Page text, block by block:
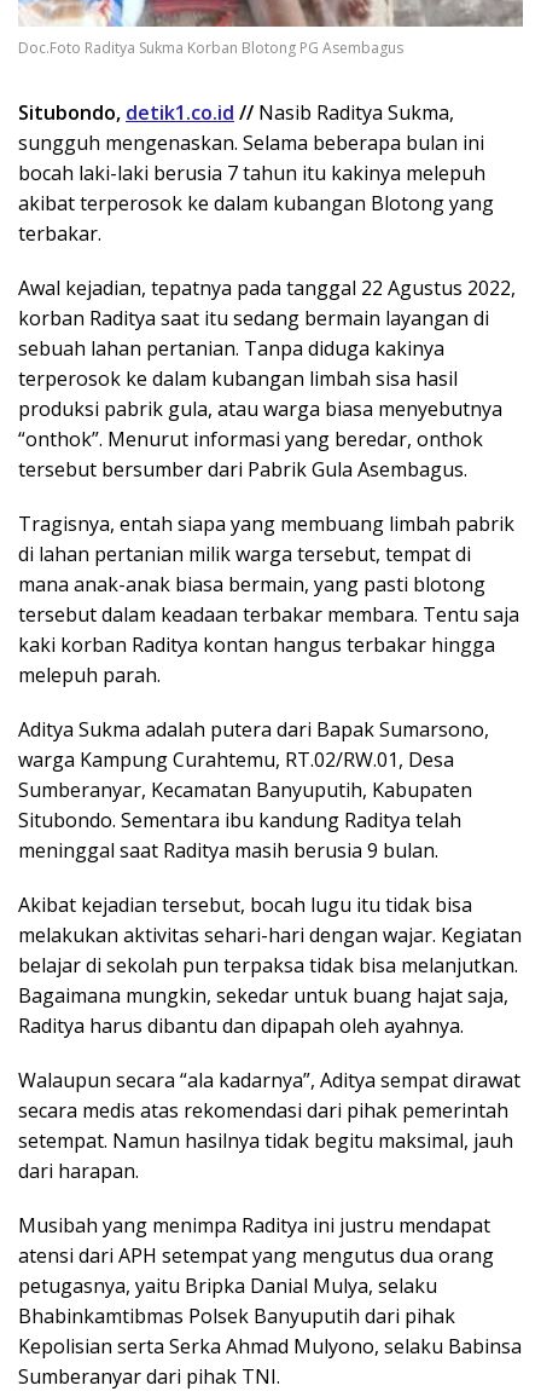
Doc.Foto Raditya Sukma Korban Blotong PG Asembagus
Situbondo, detik1.co.id // Nasib Raditya Sukma,
sungguh mengenaskan. Selama beberapa bulan ini
bocah laki-laki berusia 7 tahun itu kakinya melepuh
akibat terperosok ke dalam kubangan Blotong yang
terbakar.
Awal kejadian, tepatnya pada tanggal 22 Agustus 2022,
korban Raditya saat itu sedang bermain layangan di
sebuah lahan pertanian. Tanpa diduga kakinya
terperosok ke dalam kubangan limbah sisa hasil
produksi pabrik gula, atau warga biasa menyebutnya
“onthok”. Menurut informasi yang beredar, onthok
tersebut bersumber dari Pabrik Gula Asembagus.
Tragisnya, entah siapa yang membuang limbah pabrik
di lahan pertanian milik warga tersebut, tempat di
mana anak-anak biasa bermain, yang pasti blotong
tersebut dalam keadaan terbakar membara. Tentu saja
kaki korban Raditya kontan hangus terbakar hingga
melepuh parah.
Aditya Sukma adalah putera dari Bapak Sumarsono,
warga Kampung Curahtemu, RT.02/RW.01, Desa
Sumberanyar, Kecamatan Banyuputih, Kabupaten
Situbondo. Sementara ibu kandung Raditya telah
meninggal saat Raditya masih berusia 9 bulan.
Akibat kejadian tersebut, bocah lugu itu tidak bisa
melakukan aktivitas sehari-hari dengan wajar. Kegiatan
belajar di sekolah pun terpaksa tidak bisa melanjutkan.
Bagaimana mungkin, sekedar untuk buang hajat saja,
Raditya harus dibantu dan dipapah oleh ayahnya.
Walaupun secara “ala kadarnya”, Aditya sempat dirawat
secara medis atas rekomendasi dari pihak pemerintah
setempat. Namun hasilnya tidak begitu maksimal, jauh
dari harapan.
Musibah yang menimpa Raditya ini justru mendapat
atensi dari APH setempat yang mengutus dua orang
petugasnya, yaitu Bripka Danial Mulya, selaku
Bhabinkamtibmas Polsek Banyuputih dari pihak
Kepolisian serta Serka Ahmad Mulyono, selaku Babinsa
Sumberanyar dari pihak TNI.